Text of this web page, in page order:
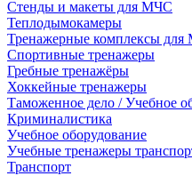
Стенды и макеты для МЧС
Теплодымокамеры
Тренажерные комплексы
Спортивные тренажеры
Гребные тренажёры
Хоккейные тренажеры
Таможенное дело / Учебное
Криминалистика
Учебное оборудование
Учебные тренажеры
Транспорт